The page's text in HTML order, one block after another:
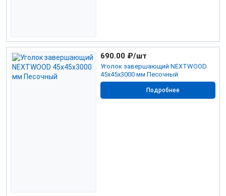
Уголок завершающий NEXTWOOD
45х45х3000 мм Песочный
690.00 ₽/шт
Подробнее